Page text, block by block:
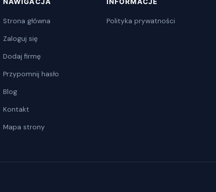
Strona główna
Zaloguj się
Dodaj firmę
Przypomnij hasło
Blog
Kontakt
Mapa strony
Polityka prywatności